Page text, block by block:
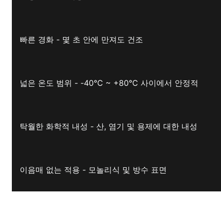
빠른 경화 - 몇 초 안에 만져도 건조
넓은 온도 범위 - -40°C ~ +80°C 사이에서 안정적
탁월한 화학적 내성 - 산, 염기 및 용제에 대한 내성
이음매 없는 적용 - 모놀리식 및 방수 표면